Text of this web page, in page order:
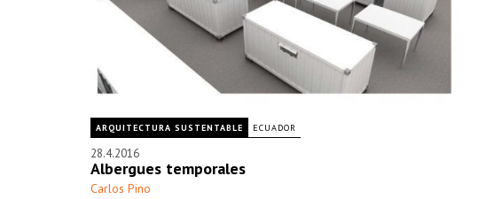
ARQUITECTURA SUSTENTABLE ECUADOR
28.4.2016
Albergues temporales
Carlos Pino